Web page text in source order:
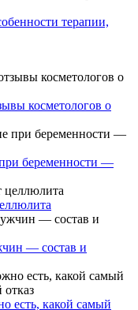
терапии,
косметологов о
беременности —
— состав и
есть, какой самый